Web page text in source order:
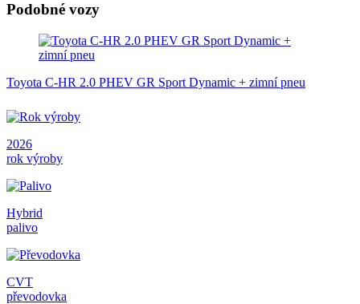
Podobné vozy
Toyota C-HR 2.0 PHEV GR Sport Dynamic + zimní pneu
2026
rok výroby
Hybrid
palivo
CVT
převodovka